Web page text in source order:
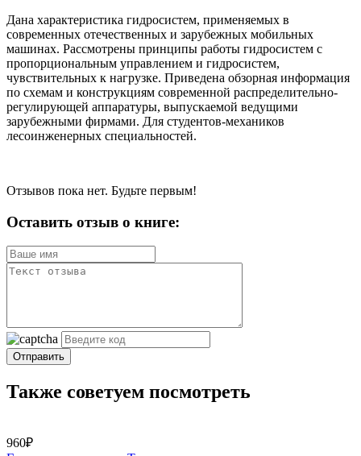
Дана характеристика гидросистем, применяемых в
современных отечественных и зарубежных мобильных
машинах. Рассмотрены принципы работы гидросистем с
пропорциональным управлением и гидросистем,
чувствительных к нагрузке. Приведена обзорная информация
по схемам и конструкциям современной распределительно-
регулирующей аппаратуры, выпускаемой ведущими
зарубежными фирмами. Для студентов-механиков
лесоинженерных специальностей.
Отзывов пока нет. Будьте первым!
Оставить отзыв о книге:
Отправить
Также советуем посмотреть
960₽